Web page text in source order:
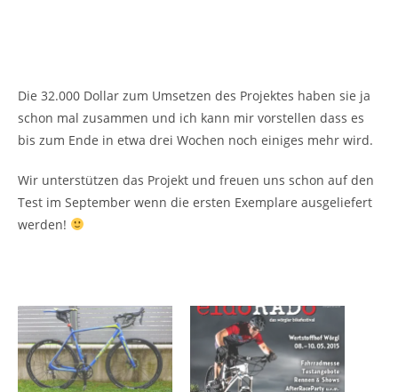
Die 32.000 Dollar zum Umsetzen des Projektes haben sie ja
schon mal zusammen und ich kann mir vorstellen dass es
bis zum Ende in etwa drei Wochen noch einiges mehr wird.
Wir unterstützen das Projekt und freuen uns schon auf den
Test im September wenn die ersten Exemplare ausgeliefert
werden!